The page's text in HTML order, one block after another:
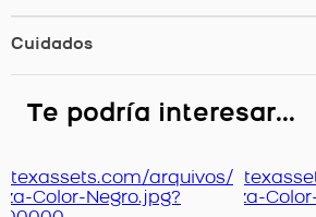
Cuidados
Te podría interesar...